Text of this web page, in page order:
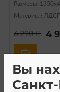
Размеры:
Материал: ЛДСП
6 290a 4
Вы